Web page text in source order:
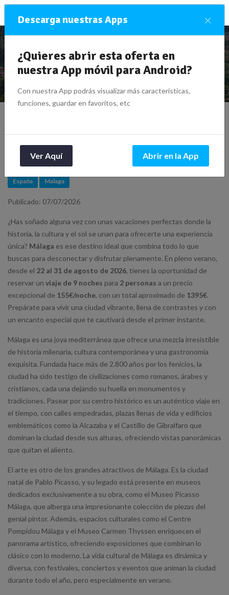
Viaje de 9 días a Málaga desde 155€/noche (2
pers.) 3 estrellas
155€/noche (2 pers.) 3
estrellas
España Malaga
Publicado: 07/07/2026
¿Has soñado alguna vez con unas vacaciones perfectas donde la
historia, la cultura y el sol se unan para ofrecerte una experiencia
única? Málaga es ese destino ideal que combina todo lo que
buscas para desconectar y disfrutar plenamente. En pleno verano,
desde el 22 al 31 de agosto de 2026, tienes la oportunidad de
reservar un viaje de 9 noches para 2 personas a un precio
excepcional de 155€/noche, con un total aproximado de 1395€.
Prepárate para vivir una ciudad vibrante, llena de contrastes y con
un encanto especial que te cautivará desde el primer instante.
Málaga es una joya mediterránea que ofrece una mezcla irresistible
de historia milenaria, cultura contemporánea y una gastronomía
exquisita. Fundada hace más de 2.800 años por los fenicios, la
ciudad ha sido testigo de civilizaciones como romanos, árabes y
cristianos, cada una dejando su huella en monumentos y
tradiciones. Pasear por su centro histórico es un auténtico viaje en
el tiempo, con calles empedradas, plazas llenas de vida y edificios
emblemáticos como la Alcazaba y el Castillo de Gibralfaro que
dominan la ciudad desde sus alturas, ofreciendo vistas panorámicas
que quitan el aliento.
El arte es otro de los grandes atractivos de Málaga. Es la ciudad
natal de Pablo Picasso, y su legado está presente en museos
dedicados exclusivamente a su obra, como el Museo Picasso
Málaga, que alberga una impresionante colección de piezas del
genial pintor. Además, espacios culturales como el Centre
Pompidou Málaga y el Museo Carmen Thyssen enriquecen el
panorama artístico, ofreciendo exposiciones que combinan lo
clásico con lo moderno. La vida cultural de Málaga es dinámica y
diversa, con festivales, conciertos y eventos que animan la ciudad
durante todo el año, pero especialmente en verano.
Descarga nuestras Apps ×
¿Quieres abrir esta oferta en
nuestra App móvil para Android?
Con nuestra App podrás visualizar más características,
funciones, guardar en favoritos, etc
Ver Aquí Abrir en la App